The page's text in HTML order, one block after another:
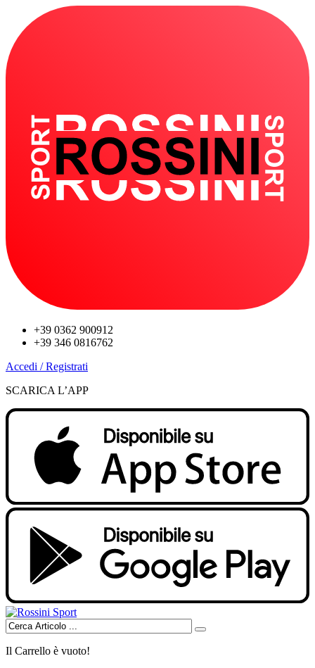
+39 0362 900912
+39 346 0816762
Accedi / Registrati
SCARICA L’APP
Il Carrello è vuoto!